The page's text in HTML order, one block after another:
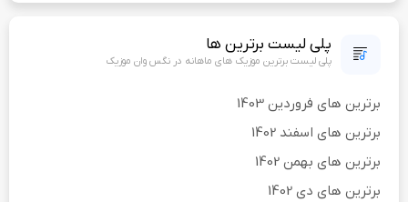
پلی لیست برترین ها
پلی لیست برترین موزیک های ماهانه در نگس وان موزیک
برترین های فروردین 1403
برترین های اسفند 1402
برترین های بهمن 1402
برترین های دی 1402